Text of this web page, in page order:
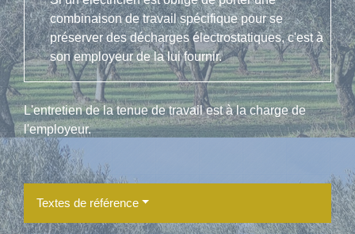
combinaison de travail spécifique pour se
préserver des décharges électrostatiques, c'est à
son employeur de la lui fournir.
L'entretien de la tenue de travail est à la charge de
l'employeur.
Textes de référence